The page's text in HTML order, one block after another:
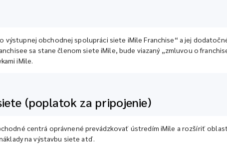
výstupnej obchodnej spolupráci siete iMile Franchise“ a jej
sa stane členom siete iMile, bude viazaný „zmluvou o
iMile.
(poplatok za pripojenie)
centrá oprávnené prevádzkovať ústredím iMile a rozšíriť
na výstavbu siete atď.